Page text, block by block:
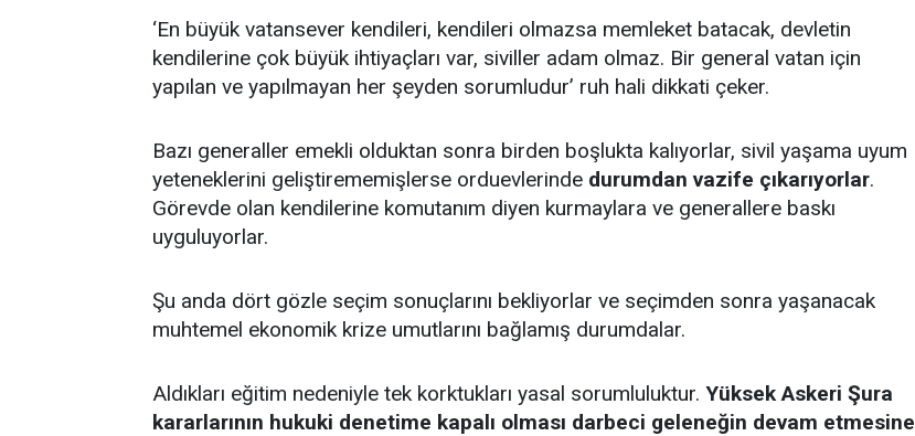
‘En büyük vatansever kendileri, kendileri olmazsa memleket batacak, devletin
kendilerine çok büyük ihtiyaçları var, siviller adam olmaz. Bir general vatan için
yapılan ve yapılmayan her şeyden sorumludur’ ruh hali dikkati çeker.
Bazı generaller emekli olduktan sonra birden boşlukta kalıyorlar, sivil yaşama uyum
yeteneklerini geliştirememişlerse orduevlerinde durumdan vazife çıkarıyorlar.
Görevde olan kendilerine komutanım diyen kurmaylara ve generallere baskı
uyguluyorlar.
Şu anda dört gözle seçim sonuçlarını bekliyorlar ve seçimden sonra yaşanacak
muhtemel ekonomik krize umutlarını bağlamış durumdalar.
Aldıkları eğitim nedeniyle tek korktukları yasal sorumluluktur. Yüksek Askeri Şura
kararlarının hukuki denetime kapalı olması darbeci geleneğin devam etmesine